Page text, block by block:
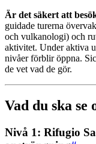
Är det säkert att
guidade turerna
och vulkanologi) och
aktivitet. Under aktiva
nivåer förblir öppna.
de vet vad de gör.
Vad du ska se
Nivå 1: Rifugio